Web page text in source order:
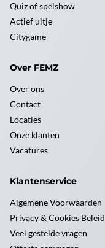
Quiz of spelshow
Actief uitje
Citygame
Over FEMZ
Over ons
Contact
Locaties
Onze klanten
Vacatures
Klantenservice
Algemene Voorwaarden
Privacy & Cookies Beleid
Veel gestelde vragen